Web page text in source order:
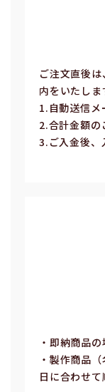
ご注⽂直後
内をいたしま
1.⾃動送信メ
2.合計⾦額の
3.ご⼊⾦後、
・即納商品
・製作商品
⽇に合わせて